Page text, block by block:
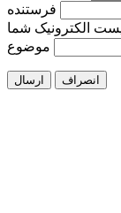
فرستنده
الکترونیک شما
موضوع
ارسال انصراف